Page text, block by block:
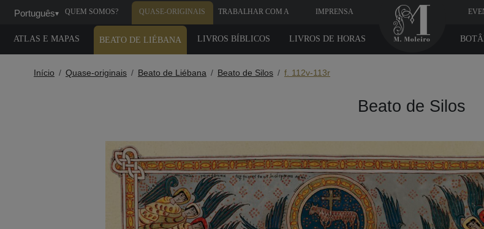
Português▾ QUEM SOMOS? QUASE-ORIGINAIS TRABALHAR COM A IMPRENSA
ATLAS E MAPAS BEATO DE LIÉBANA LIVROS BÍBLICOS LIVROS DE HORAS
Início Quase-originais Beato de Liébana Beato de Silos f. 112v-113r
Beato de Silos